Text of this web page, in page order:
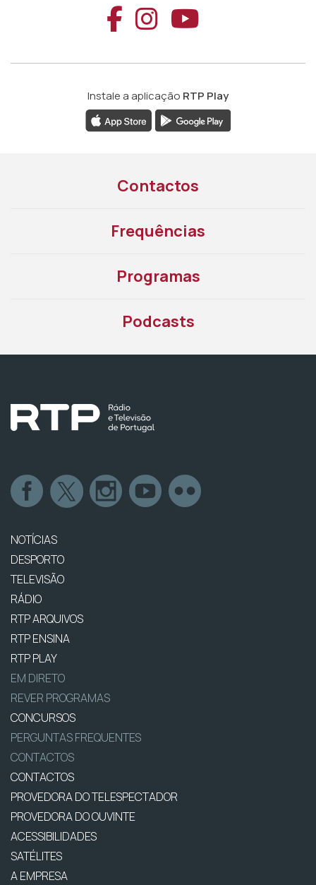
Aceder ao
Aceder ao
Aceder
Instale a aplicação RTP Play
Contactos
Frequências
Programas
Podcasts
NOTÍCIAS
DESPORTO
TELEVISÃO
RÁDIO
RTP ARQUIVOS
RTP ENSINA
RTP PLAY
EM DIRETO
REVER PROGRAMAS
CONCURSOS
PERGUNTAS FREQUENTES
CONTACTOS
CONTACTOS
PROVEDORA DO TELESPECTADOR
PROVEDORA DO OUVINTE
ACESSIBILIDADES
SATÉLITES
A EMPRESA